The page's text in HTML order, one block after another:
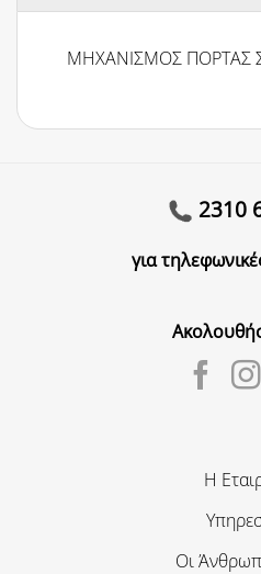
ΜΗΧΑΝΙΣΜΟΣ ΠΟΡΤΑΣ
2310
για
Η
Οι